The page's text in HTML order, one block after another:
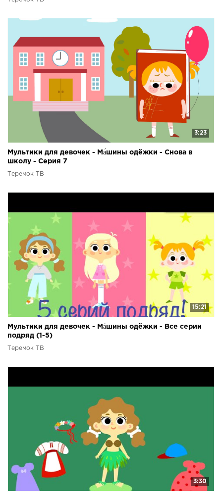
3:23
Мультики для девочек - Ма́шины одёжки - Снова в
школу - Серия 7
Теремок ТВ
15:21
Мультики для девочек - Ма́шины одёжки - Все серии
подряд (1-5)
Теремок ТВ
3:30